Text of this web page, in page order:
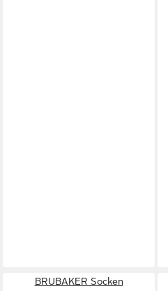
BRUBAKER Socken